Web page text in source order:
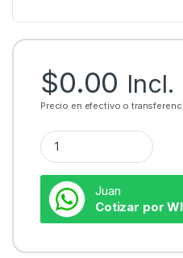
$0.00 Incl.
Precio en efectivo o
Juan
Cotizar por